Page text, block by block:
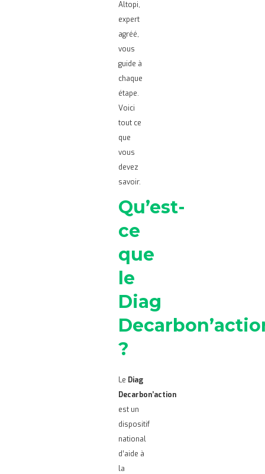
Altopi,
expert
agréé,
vous
guide à
chaque
étape.
Voici
tout ce
que
vous
devez
savoir.
Qu’est-
ce
que
le
Diag
?
Le Diag
Decarbon’action
est un
dispositif
national
d’aide à
la